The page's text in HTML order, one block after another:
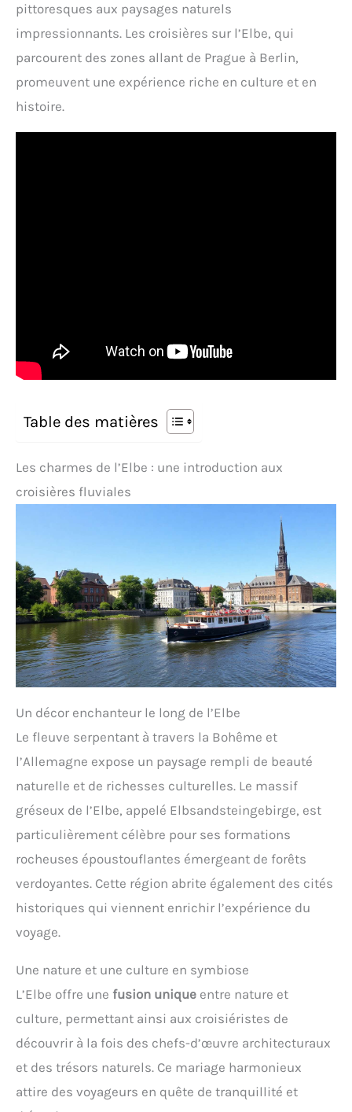
pittoresques aux paysages naturels
impressionnants. Les croisières sur l’Elbe, qui
parcourent des zones allant de Prague à Berlin,
promeuvent une expérience riche en culture et en
histoire.
Table des matières
Les charmes de l’Elbe : une introduction aux
croisières fluviales
Un décor enchanteur le long de l’Elbe
Le fleuve serpentant à travers la Bohême et
l’Allemagne expose un paysage rempli de beauté
naturelle et de richesses culturelles. Le massif
gréseux de l’Elbe, appelé Elbsandsteingebirge, est
particulièrement célèbre pour ses formations
rocheuses époustouflantes émergeant de forêts
verdoyantes. Cette région abrite également des cités
historiques qui viennent enrichir l’expérience du
voyage.
Une nature et une culture en symbiose
L’Elbe offre une fusion unique entre nature et
culture, permettant ainsi aux croisiéristes de
découvrir à la fois des chefs-d’œuvre architecturaux
et des trésors naturels. Ce mariage harmonieux
attire des voyageurs en quête de tranquillité et